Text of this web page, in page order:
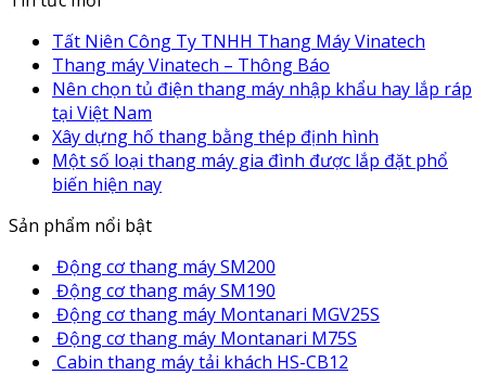
Tất Niên Công Ty TNHH Thang Máy Vinatech
Thang máy Vinatech – Thông Báo
Nên chọn tủ điện thang máy nhập khẩu hay lắp ráp
tại Việt Nam
Xây dựng hố thang bằng thép định hình
Một số loại thang máy gia đình được lắp đặt phổ
biến hiện nay
Sản phẩm nổi bật
Động cơ thang máy SM200
Động cơ thang máy SM190
Động cơ thang máy Montanari MGV25S
Động cơ thang máy Montanari M75S
Cabin thang máy tải khách HS-CB12